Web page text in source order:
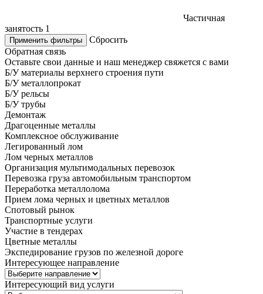
Частичная
занятость 1
Применить фильтры
Сбросить
Обратная связь
Оставьте свои данные и наш менеджер свяжется с вами
Б/У материалы верхнего строения пути
Б/У металлопрокат
Б/У рельсы
Б/У трубы
Демонтаж
Драгоценные металлы
Комплексное обслуживание
Легированный лом
Лом черных металлов
Организация мультимодальных перевозок
Перевозка груза автомобильным транспортом
Переработка металлолома
Прием лома черных и цветных металлов
Спотовый рынок
Транспортные услуги
Участие в тендерах
Цветные металлы
Экспедирование грузов по железной дороге
Интересующее направление
Интересующий вид услуги